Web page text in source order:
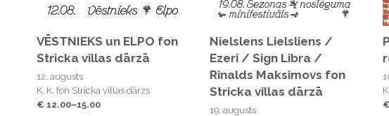
VĒSTNIEKS un ELPO fon
Stricka villas dārzā
12. augusts
K. K. fon Stricka villas dārzs
€ 12.00–15.00
Nielslens Lielsliens /
Ezeri / Sign Libra /
Rinalds Maksimovs fon
Stricka villas dārzā
19. augusts